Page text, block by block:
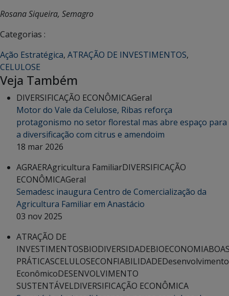
Rosana Siqueira, Semagro
Categorias :
Ação Estratégica, ATRAÇÃO DE INVESTIMENTOS,
CELULOSE
Veja Também
DIVERSIFICAÇÃO ECONÔMICAGeral
Motor do Vale da Celulose, Ribas reforça
protagonismo no setor florestal mas abre espaço para
a diversificação com citrus e amendoim
18 mar 2026
AGRAERAgricultura FamiliarDIVERSIFICAÇÃO
ECONÔMICAGeral
Semadesc inaugura Centro de Comercialização da
Agricultura Familiar em Anastácio
03 nov 2025
ATRAÇÃO DE
INVESTIMENTOSBIODIVERSIDADEBIOECONOMIA
PRÁTICASCELULOSECONFIABILIDADEDesenvolvimento
EconômicoDESENVOLVIMENTO
SUSTENTÁVELDIVERSIFICAÇÃO ECONÔMICA